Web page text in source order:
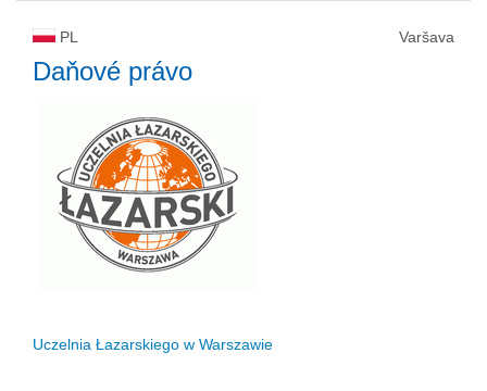
PL Varšava
Daňové právo
Uczelnia Łazarskiego w Warszawie